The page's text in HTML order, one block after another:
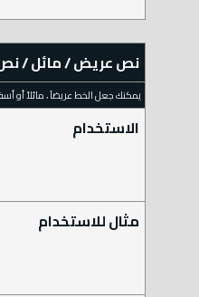
نص عريض / مائل /
يمكنك جعل الخط عريضآ ، مائلاً أو
الاستخدام
مثال للاستخدام